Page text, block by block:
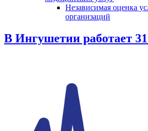
Независимая оценка
организаций
В Ингушетии работает